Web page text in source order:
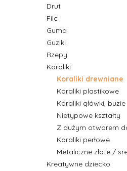
Drut
Filc
Guma
Guziki
Rzepy
Koraliki
Koraliki drewniane
Koraliki plastikowe
Koraliki główki, buzie
Nietypowe kształty
Z dużym otworem
Koraliki perłowe
Metaliczne złote /
Kreatywne dziecko